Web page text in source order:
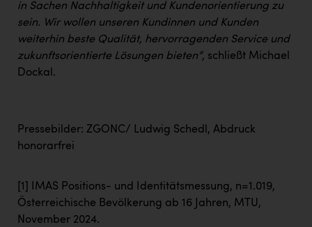
in Sachen Nachhaltigkeit und Kundenorientierung zu
sein. Wir wollen unseren Kundinnen und Kunden
weiterhin beste Qualität, hervorragenden Service und
zukunftsorientierte Lösungen bieten“, schließt Michael
Dockal.
Pressebilder: ZGONC/ Ludwig Schedl, Abdruck
honorarfrei
[1]
IMAS Positions- und Identitätsmessung, n=1.019,
Österreichische Bevölkerung ab 16 Jahren, MTU,
November 2024.